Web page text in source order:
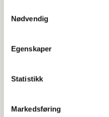
Nødvendig
Egenskaper
Statistikk
Markedsføring
Core, Silver 30x60 Flis